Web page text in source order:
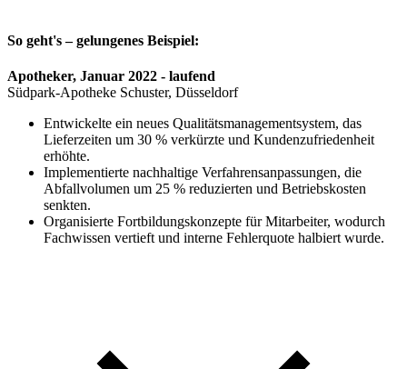
So geht's – gelungenes Beispiel:
Apotheker, Januar 2022 - laufend
Südpark-Apotheke Schuster, Düsseldorf
Entwickelte ein neues Qualitätsmanagementsystem, das
Lieferzeiten um 30 % verkürzte und Kundenzufriedenheit
erhöhte.
Implementierte nachhaltige Verfahrensanpassungen, die
Abfallvolumen um 25 % reduzierten und Betriebskosten
senkten.
Organisierte Fortbildungskonzepte für Mitarbeiter, wodurch
Fachwissen vertieft und interne Fehlerquote halbiert wurde.